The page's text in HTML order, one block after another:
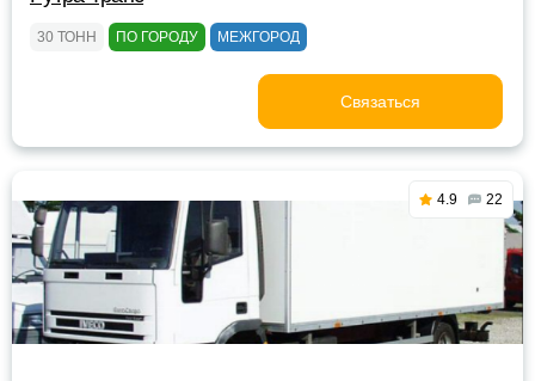
30 ТОНН ПО ГОРОДУ МЕЖГОРОД
Связаться
4.9 22